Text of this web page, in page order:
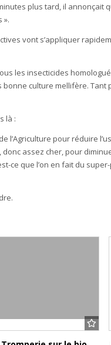
plus tard, il annonçait
».
vont s’appliquer
les insecticides
culture mellifère.
là :
l’Agriculture pour réduire
assez cher, pour
ce que l’on en fait du